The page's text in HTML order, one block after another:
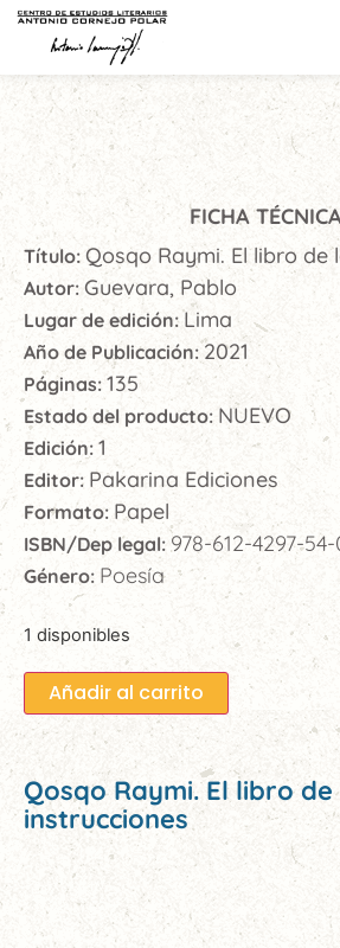
FICHA
Título: Qosqo Raymi. El libro de
Autor: Guevara, Pablo
Lugar de edición: Lima
Año de Publicación: 2021
Páginas: 135
Estado del producto: NUEVO
Edición: 1
Editor: Pakarina Ediciones
Formato: Papel
ISBN/Dep legal: 978-612-4297-
Género: Poesía
1 disponibles
Añadir al carrito
Qosqo Raymi. El libro de
instrucciones